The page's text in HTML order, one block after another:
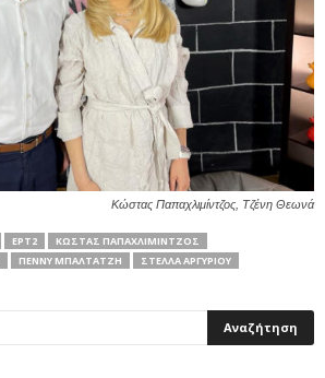
Κώστας Παπαχλιμίντζος, Τζένη Θεωνά
ΕΡΤ2
ΚΏΣΤΑΣ ΠΑΠΑΧΛΙΜΊΝΤΖΟΣ
ΠΈΝΝΥ ΜΠΑΛΤΑΤΖΉ
ΣΤΈΛΛΑ ΑΡΓΥΡΊΟΥ